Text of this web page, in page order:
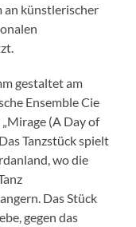
an künstlerischer
gestaltet am
Ensemble Cie
(A Day of
Tanzstück spielt
wo die
Das Stück
gegen das